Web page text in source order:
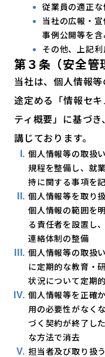
従業員の適正
当社の広報・
事例公開等を
その他、上記
第３条（安全管
当社は、個人情報
途定める「情報セ
ティ概要」に基づ
講じております。
個人情報等の取扱
規程を整備し、就
持に関する事項を
個人情報等を取り
個人情報の範囲を
る責任者を設置し
連絡体制の整備
個人情報等の取扱
に定期的な教育・
状況について定期
個人情報等を正確
用の必要性がなく
づく契約が終了し
な方法で消去
担当者及び取り扱